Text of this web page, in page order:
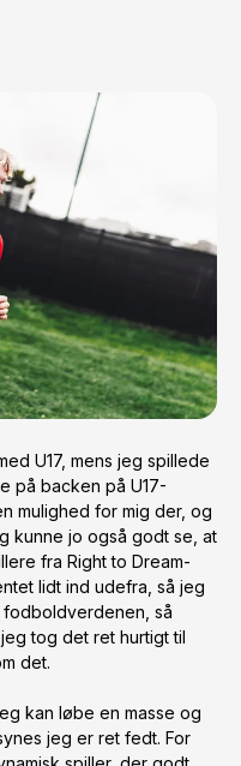
U17, mens jeg spillede
på backen på U17-
mulighed for mig der, og
kunne jo også godt se, at
fra Right to Dream-
lidt ind udefra, så jeg
så
tog det ret hurtigt til
det.
kan løbe en masse og
jeg er ret fedt. For